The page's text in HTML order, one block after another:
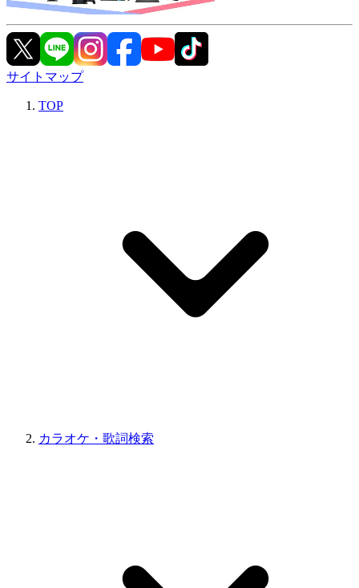
サイトマップ
TOP
カラオケ・歌詞検索